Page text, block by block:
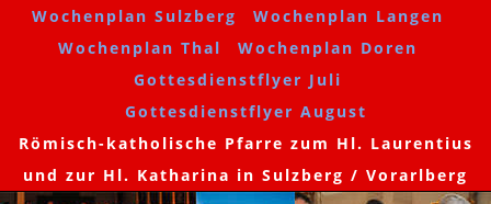
Wochenplan Sulzberg
Wochenplan Langen
Wochenplan Thal
Wochenplan Doren
Gottesdienstflyer Juli
Gottesdienstflyer August
Römisch-katholische Pfarre zum Hl. Laurentius
und zur Hl. Katharina in Sulzberg / Vorarlberg